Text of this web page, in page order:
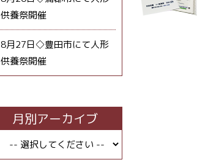
供養祭開催
8月27日◇豊田市にて人形
供養祭開催
月別アーカイブ